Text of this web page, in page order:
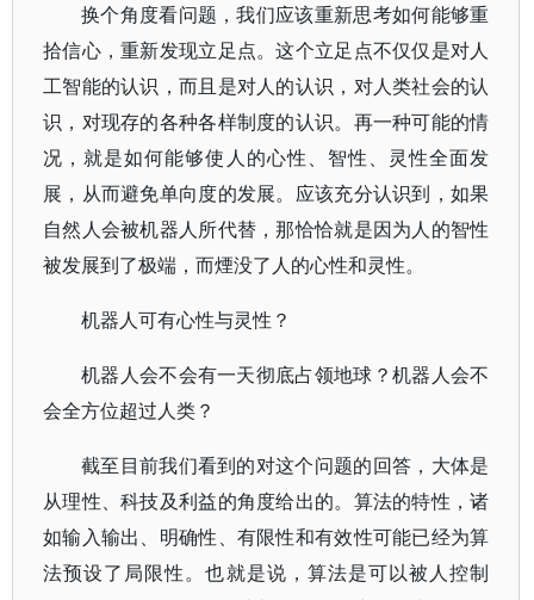
换个角度看问题，我们应该重新思考如何能够重
拾信心，重新发现立足点。这个立足点不仅仅是对人
工智能的认识，而且是对人的认识，对人类社会的认
识，对现存的各种各样制度的认识。再一种可能的情
况，就是如何能够使人的心性、智性、灵性全面发
展，从而避免单向度的发展。应该充分认识到，如果
自然人会被机器人所代替，那恰恰就是因为人的智性
被发展到了极端，而煙没了人的心性和灵性。
机器人可有心性与灵性？
机器人会不会有一天彻底占领地球？机器人会不
会全方位超过人类？
截至目前我们看到的对这个问题的回答，大体是
从理性、科技及利益的角度给出的。算法的特性，诸
如输入输出、明确性、有限性和有效性可能已经为算
法预设了局限性。也就是说，算法是可以被人控制